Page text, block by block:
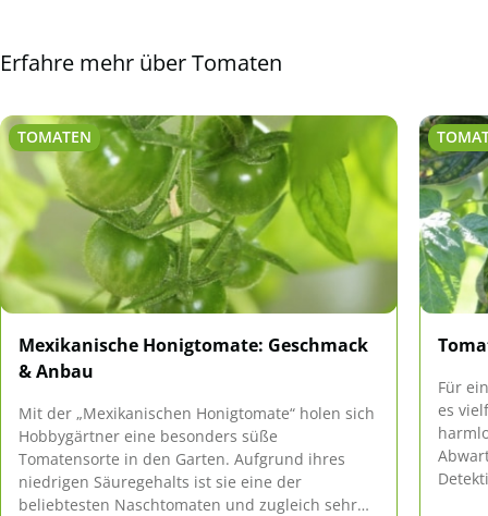
Erfahre mehr über Tomaten
TOMATEN
Mexikanische Honigtomate: Geschmack
& Anbau
Mit der „Mexikanischen Honigtomate“ holen sich
Hobbygärtner eine besonders süße
Tomatensorte in den Garten. Aufgrund ihres
niedrigen Säuregehalts ist sie eine der
beliebtesten Naschtomaten und zugleich sehr
Für
es